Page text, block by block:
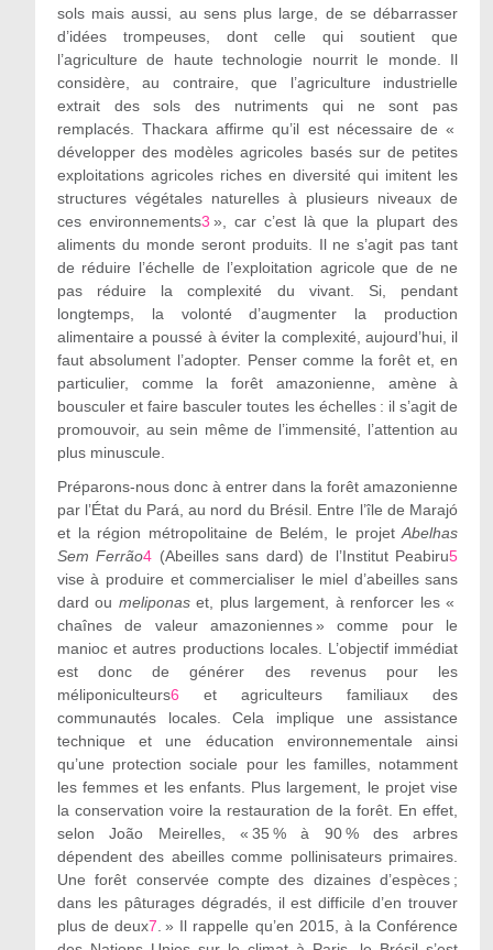
sols mais aussi, au sens plus large, de se débarrasser
d’idées trompeuses, dont celle qui soutient que
l’agriculture de haute technologie nourrit le monde. Il
considère, au contraire, que l’agriculture industrielle
extrait des sols des nutriments qui ne sont pas
remplacés. Thackara affirme qu’il est nécessaire de «
développer des modèles agricoles basés sur de petites
exploitations agricoles riches en diversité qui imitent les
structures végétales naturelles à plusieurs niveaux de
ces environnements3 », car c’est là que la plupart des
aliments du monde seront produits. Il ne s’agit pas tant
de réduire l’échelle de l’exploitation agricole que de ne
pas réduire la complexité du vivant. Si, pendant
longtemps, la volonté d’augmenter la production
alimentaire a poussé à éviter la complexité, aujourd’hui, il
faut absolument l’adopter. Penser comme la forêt et, en
particulier, comme la forêt amazonienne, amène à
bousculer et faire basculer toutes les échelles : il s’agit de
promouvoir, au sein même de l’immensité, l’attention au
plus minuscule.
Préparons-nous donc à entrer dans la forêt amazonienne
par l’État du Pará, au nord du Brésil. Entre l’île de Marajó
et la région métropolitaine de Belém, le projetAbelhas
Sem Ferrão4 (Abeilles sans dard) de l’Institut Peabiru5
vise à produire et commercialiser le miel d’abeilles sans
dard ou meliponaset, plus largement, à renforcer les «
chaînes de valeur amazoniennes » comme pour le
manioc et autres productions locales. L’objectif immédiat
est donc de générer des revenus pour les
méliponiculteurs6 et agriculteurs familiaux des
communautés locales. Cela implique une assistance
technique et une éducation environnementale ainsi
qu’une protection sociale pour les familles, notamment
les femmes et les enfants. Plus largement, le projet vise
la conservation voire la restauration de la forêt. En effet,
selon João Meirelles, « 35 % à 90 % des arbres
dépendent des abeilles comme pollinisateurs primaires.
Une forêt conservée compte des dizaines d’espèces ;
dans les pâturages dégradés, il est difficile d’en trouver
plus de deux7 . » Il rappelle qu’en 2015, à la Conférence